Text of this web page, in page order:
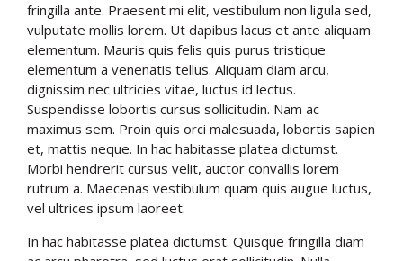
fringilla ante. Praesent mi elit, vestibulum non ligula sed,
vulputate mollis lorem. Ut dapibus lacus et ante aliquam
elementum. Mauris quis felis quis purus tristique
elementum a venenatis tellus. Aliquam diam arcu,
dignissim nec ultricies vitae, luctus id lectus.
Suspendisse lobortis cursus sollicitudin. Nam ac
maximus sem. Proin quis orci malesuada, lobortis sapien
et, mattis neque. In hac habitasse platea dictumst.
Morbi hendrerit cursus velit, auctor convallis lorem
rutrum a. Maecenas vestibulum quam quis augue luctus,
vel ultrices ipsum laoreet.
In hac habitasse platea dictumst. Quisque fringilla diam